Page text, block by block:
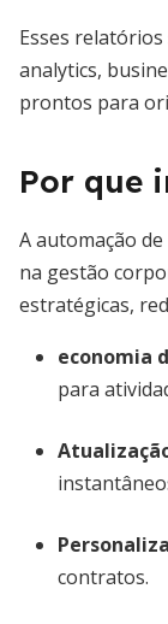
Esses
analytics,
prontos para
Por que
A automação
na gestão
estratégicas,
economia
para
contratos.